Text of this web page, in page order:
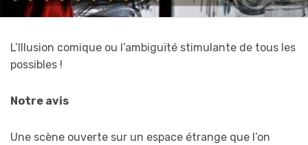
L’Illusion comique ou l’ambiguïté stimulante de tous les
possibles !
Notre avis
Une scène ouverte sur un espace étrange que l’on